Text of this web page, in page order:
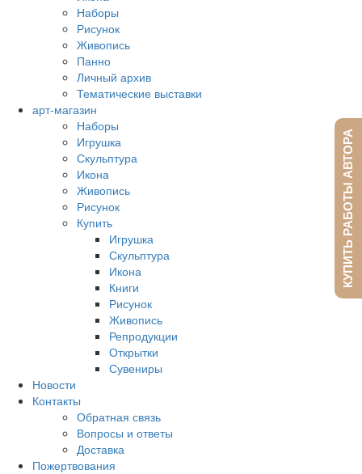
Наборы
Рисунок
Живопись
Панно
Личный архив
Тематические выставки
арт-магазин
Наборы
Игрушка
Скульптура
Икона
Живопись
Рисунок
Купить
Игрушка
Скульптура
Икона
Книги
Рисунок
Живопись
Репродукции
Открытки
Сувениры
Новости
Контакты
Обратная связь
Вопросы и ответы
Доставка
Пожертвования
КУПИТЬ РАБОТЫ АВТОРА